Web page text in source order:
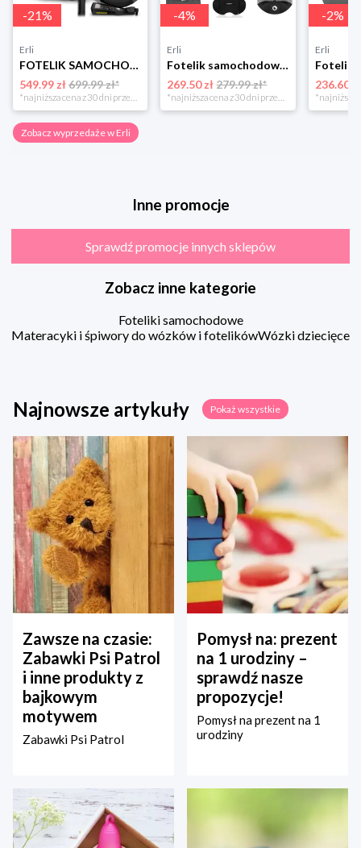
-21%
Erli
FOTELIK SAMOCHODOWY OBROTOWY z NOGĄ 0-36KG ISOFIX NUKIDO I-SIZE 40-150cm
549.99 zł699.99 zł*
-4%
Erli
Fotelik samochodowy 76-150cm SZEROKIE SIEDZISKO 9-36kg Lionelo LEVI I-SIZE
269.50 zł 279.99 zł*
-2%
Erli
236.60 zł
Zobacz wyprzedaże w Erli
Inne promocje
Sprawdź promocje innych sklepów
Zobacz inne kategorie
Foteliki samochodowe
Materacyki i śpiwory do wózków i fotelikówWózki dziecięce
Najnowsze artykuły Pokaż wszystkie
Zawsze na czasie:
Zabawki Psi Patrol
i inne produkty z
bajkowym
motywem
Zabawki Psi Patrol
Pomysł na: prezent
na 1 urodziny –
sprawdź nasze
propozycje!
Pomysł na prezent na 1
urodziny